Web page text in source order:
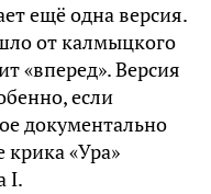
ещё одна версия.
от калмыцкого
«вперед». Версия
если
документально
«Ура»
I.